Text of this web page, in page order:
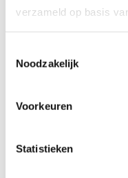
verzameld op basis
Noodzakelijk
Voorkeuren
Statistieken
beproefde methode
God.
Wat levert deze
los van de